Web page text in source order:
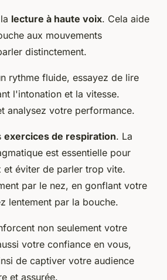
lecture à haute voix. Cela aide
aux mouvements
distinctement.
rythme fluide, essayez de lire
l'intonation et la vitesse.
analysez votre performance.
exercices de respiration. La
est essentielle pour
et éviter de parler trop vite.
par le nez, en gonflant votre
lentement par la bouche.
non seulement votre
votre confiance en vous,
de captiver votre audience
et assurée.